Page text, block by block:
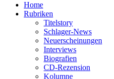
Home
Rubriken
Titelstory
Schlager-News
Neuerscheinungen
Interviews
Biografien
CD-Rezension
Kolumne